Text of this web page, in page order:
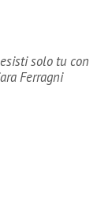
solo tu con
Ferragni